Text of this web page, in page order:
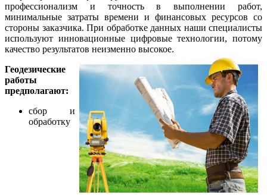
профессионализм и точность в выполнении работ,
минимальные затраты времени и финансовых ресурсов со
стороны заказчика. При обработке данных наши специалисты
используют инновационные цифровые технологии, потому
качество результатов неизменно высокое.
Геодезические
работы
предполагают:
сбор и
обработку